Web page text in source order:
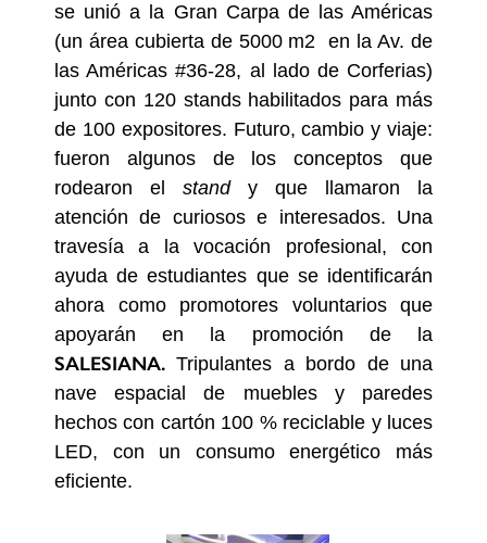
se unió a la Gran Carpa de las Américas
(un área cubierta de 5000 m2 en la Av. de
las Américas #36-28, al lado de Corferias)
junto con 120 stands habilitados para más
de 100 expositores. Futuro, cambio y viaje:
fueron algunos de los conceptos que
rodearon el standy que llamaron la
atención de curiosos e interesados. Una
travesía a la vocación profesional, con
ayuda de estudiantes que se identificarán
ahora como promotores voluntarios que
apoyarán en la promoción de la
SALESIANA.Tripulantes a bordo de una
nave espacial de muebles y paredes
hechos con cartón 100 % reciclable y luces
LED, con un consumo energético más
eficiente.